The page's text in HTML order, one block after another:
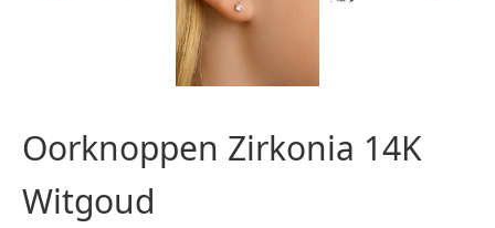
Oorknoppen Zirkonia 14K
Witgoud